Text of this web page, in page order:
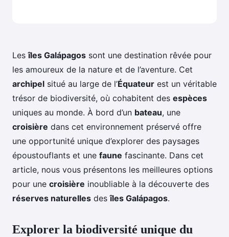
Lesîles Galápagos sont une destination rêvée pour
les amoureux de la nature et de l’aventure. Cet
archipel situé au large de l’Équateur est un véritable
trésor de biodiversité, où cohabitent des espèces
uniques au monde. À bord d’un bateau, une
croisière dans cet environnement préservé offre
une opportunité unique d’explorer des paysages
époustouflants et une faune fascinante. Dans cet
article, nous vous présentons les meilleures options
pour une croisière inoubliable à la découverte des
réserves naturelles desîles Galápagos.
Explorer la biodiversité unique du